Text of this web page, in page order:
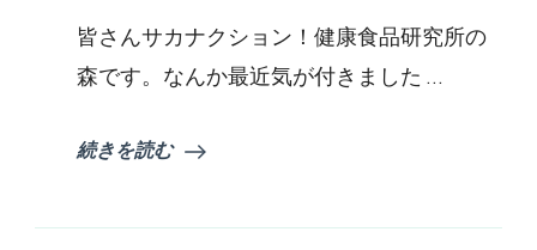
ラ
ウ
ン
へ
の
皆さんサカナクション！健康食品研究所の
森です。なんか最近気が付きました …
続きを読む